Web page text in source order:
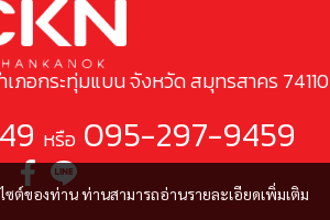
ต์ของท่าน ท่านสามารถอ่านรายละเอียดเพิ่มเติม
ภอกระทุ่มแบน จังหวัด สมุทรสาคร 74110
หรือ095-297-9459